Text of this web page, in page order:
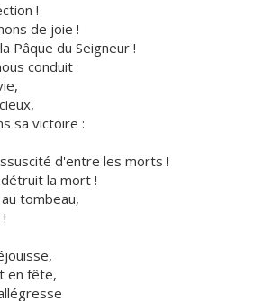
!
de joie !
Pâque du Seigneur !
conduit
sa victoire :
d'entre les morts !
la mort !
tombeau,
en fête,